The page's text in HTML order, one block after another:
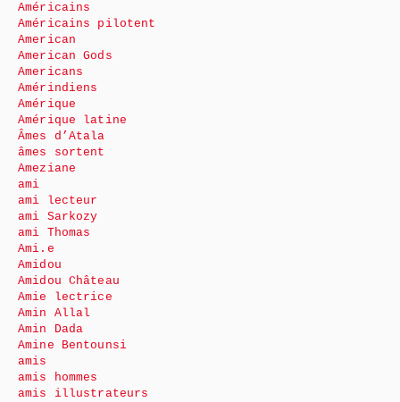
Américains
Américains pilotent
American
American Gods
Americans
Amérindiens
Amérique
Amérique latine
Âmes d’Atala
âmes sortent
Ameziane
ami
ami lecteur
ami Sarkozy
ami Thomas
Ami.e
Amidou
Amidou Château
Amie lectrice
Amin Allal
Amin Dada
Amine Bentounsi
amis
amis hommes
amis illustrateurs